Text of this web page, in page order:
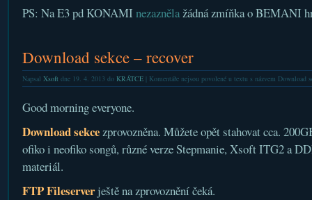
PS: Na E3 pd KONAMI nezaznělažádná zmíňka o BEMANI
Download sekce – recover
Napsal Xsoftdne 19. 4. 2013 do KRÁTCE| Komentáře nejsou povolenéu textu s názvem Download
Good morning everyone.
Download sekcezprovozněna. Můžete opět stahovat cca.
ofiko i neofiko songů, různé verze Stepmanie, Xsoft ITG2 a
materiál.
FTP Fileserverještě na zprovoznění čeká.